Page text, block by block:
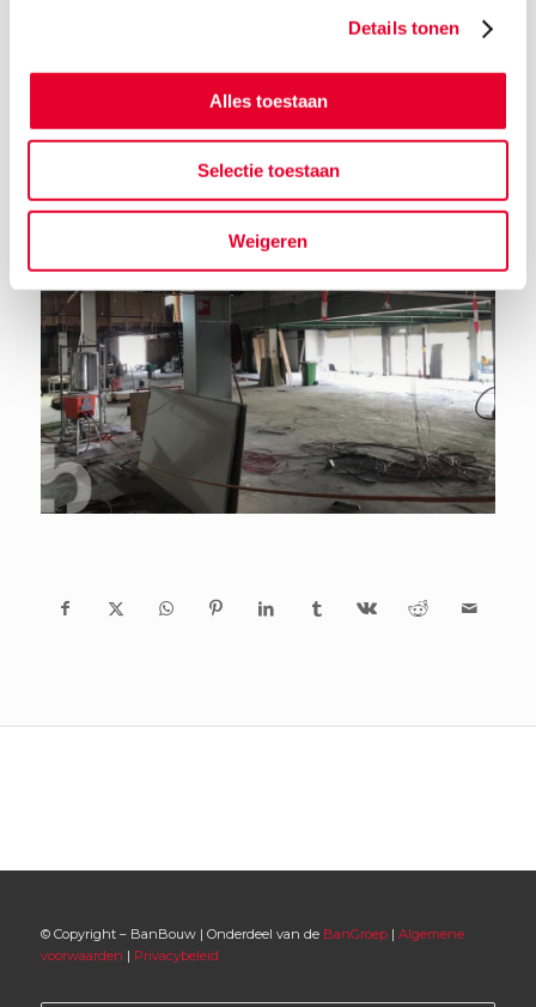
Details tonen
Alles toestaan
Selectie toestaan
Weigeren
© Copyright – BanBouw | Onderdeel van de BanGroep| Algemene
voorwaarden | Privacybeleid